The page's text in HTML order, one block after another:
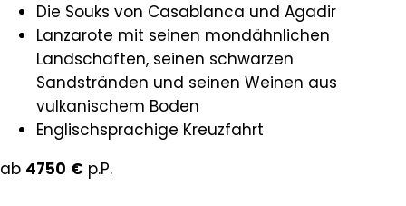
Die Souks von Casablanca und Agadir
Lanzarote mit seinen mondähnlichen
Landschaften, seinen schwarzen
Sandstränden und seinen Weinen aus
vulkanischem Boden
Englischsprachige Kreuzfahrt
ab 4750 € p.P.